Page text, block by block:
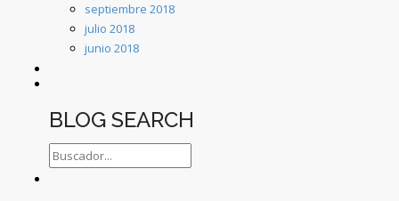
septiembre 2018
julio 2018
junio 2018
BLOG SEARCH